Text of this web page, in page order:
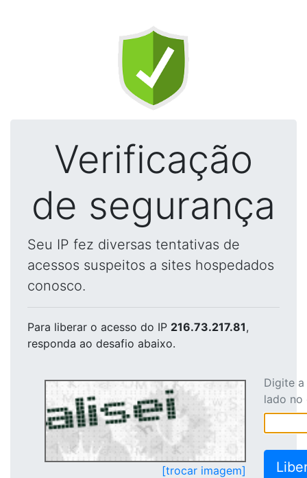
Verificação
de segurança
Seu IP fez diversas tentativas de
acessos suspeitos a sites hospedados
conosco.
Para liberar o acesso do IP 216.73.217.81,
responda ao desafio abaixo.
[trocar imagem]
Digite
lado no